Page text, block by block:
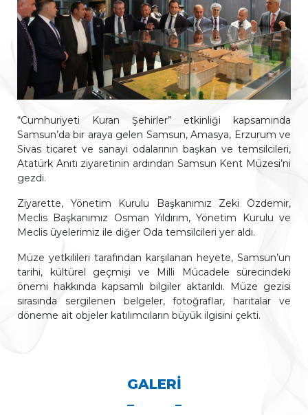
“Cumhuriyeti Kuran Şehirler” etkinliği kapsamında
Samsun’da bir araya gelen Samsun, Amasya, Erzurum ve
Sivas ticaret ve sanayi odalarının başkan ve temsilcileri,
Atatürk Anıtı ziyaretinin ardından Samsun Kent Müzesi’ni
gezdi.
Ziyarette, Yönetim Kurulu Başkanımız Zeki Özdemir,
Meclis Başkanımız Osman Yıldırım, Yönetim Kurulu ve
Meclis üyelerimiz ile diğer Oda temsilcileri yer aldı.
Müze yetkilileri tarafından karşılanan heyete, Samsun’un
tarihi, kültürel geçmişi ve Milli Mücadele sürecindeki
önemi hakkında kapsamlı bilgiler aktarıldı. Müze gezisi
sırasında sergilenen belgeler, fotoğraflar, haritalar ve
döneme ait objeler katılımcıların büyük ilgisini çekti.
GALERI